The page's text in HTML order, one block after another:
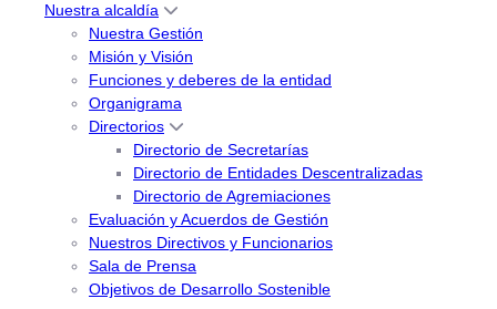
Nuestra alcaldía
Nuestra Gestión
Misión y Visión
Funciones y deberes de la entidad
Organigrama
Directorios
Directorio de Secretarías
Directorio de Entidades Descentralizadas
Directorio de Agremiaciones
Evaluación y Acuerdos de Gestión
Nuestros Directivos y Funcionarios
Sala de Prensa
Objetivos de Desarrollo Sostenible